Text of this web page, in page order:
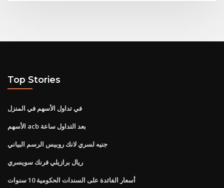
Top Stories
في تداول الأسهم في المنزل
الأسهم acb بعد التداول ساعة
جنيه لسري لانك روبيس الرسم البياني
ريال برازيلي فرنك سويسري
أسعار الفائدة على السندات الحكومية 10 سنوات